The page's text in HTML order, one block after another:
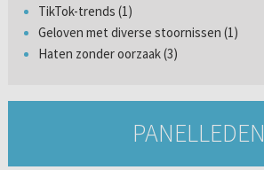
TikTok-trends (1)
Geloven met diverse stoornissen (1)
Haten zonder oorzaak (3)
PANELLEDEN